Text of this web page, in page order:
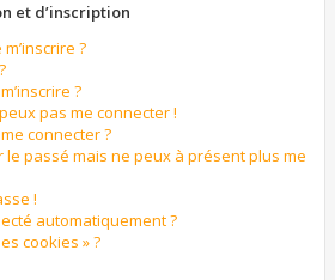
et d’inscription
?
?
pas me connecter !
connecter ?
le passé mais ne peux à présent plus me
!
automatiquement ?
cookies » ?